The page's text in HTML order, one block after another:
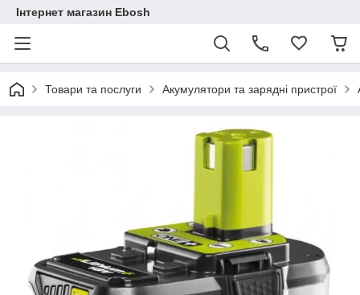
Інтернет магазин Ebosh
Товари та послуги Акумулятори та зарядні пристрої